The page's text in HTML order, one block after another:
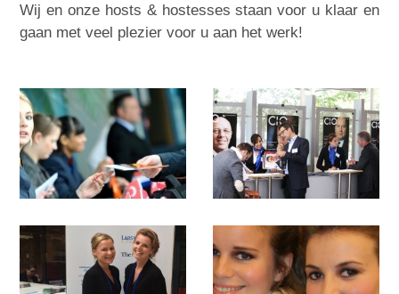
Wij en onze hosts & hostesses staan voor u klaar en
gaan met veel plezier voor u aan het werk!